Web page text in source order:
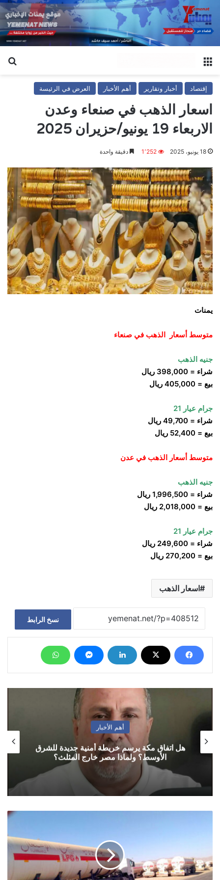
إقتصاد أخبار وتقارير أهم الأخبار العرض في الرئيسة
اسعار الذهب في صنعاء وعدن
الاربعاء 19 يونيو/حزيران 2025
18 يونيو، 2025 1٬252 دقيقة واحدة
يمنات
متوسط أسعار الذهب في صنعاء
جنيه الذهب
شراء = 398,000 ريال
بيع = 405,000 ريال
جرام عيار 21
شراء = 49,700 ريال
بيع = 52,400 ريال
متوسط أسعار الذهب في عدن
جنيه الذهب
شراء = 1,996,500 ريال
بيع = 2,018,000 ريال
جرام عيار 21
شراء = 249,600 ريال
بيع = 270,200 ريال
اسعار الذهب
نسخ الرابط
أهم الأخبار
هل اتفاق مكة يرسم خريطة أمنية جديدة للشرق
الأوسط؟ ولماذا مصر خارج المثلث؟
بكمين
استهدف
شاحنة